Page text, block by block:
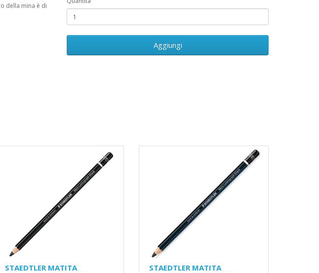
della mina è di
Aggiungi
STAEDTLER MATITA
STAEDTLER MATITA